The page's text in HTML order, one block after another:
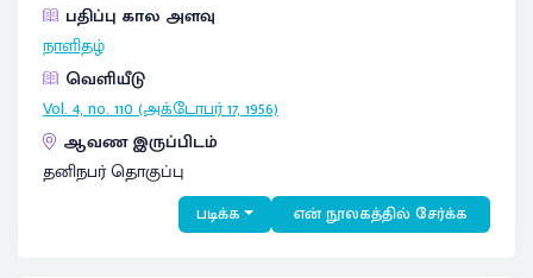
பதிப்பு கால அளவு
நாளிதழ்
வெளியீடு
Vol. 4, no. 110 (அக்டோபர் 17, 1956)
ஆவண இருப்பிடம்
தனிநபர் தொகுப்பு
படிக்க என் நூலகத்தில் சேர்க்க